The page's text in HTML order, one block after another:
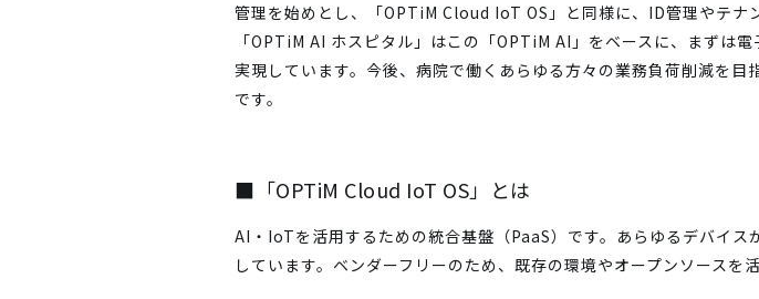
管理を始めとし、「OPTiM Cloud IoT OS」と同様に、ID管理やテナ
「OPTiM AI ホスピタル」はこの「OPTiM AI」をベースに、まずは
実現しています。今後、病院で働くあらゆる方々の業務負荷削減を
です。
■「OPTiM Cloud IoT OS」とは
AI・IoTを活用するための統合基盤（PaaS）です。あらゆるデバイ
しています。ベンダーフリーのため、既存の環境やオープンソースを